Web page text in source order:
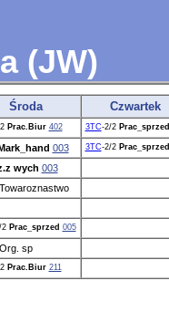
(JW)
Środa Czwartek
Prac.Biur 402 3TC-2/2 Prac_sprzed
003 3TC-2/2 Prac_sprzed
wych 003
2 Prac_sprzed 005
sp
Prac.Biur 211